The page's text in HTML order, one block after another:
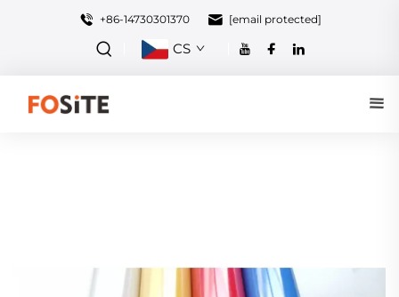
+86-14730301370 [email protected]
CS